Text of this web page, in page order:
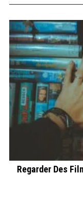
Regarder Des